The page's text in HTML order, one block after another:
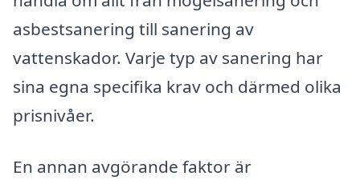
asbestsanering till sanering av
vattenskador. Varje typ av sanering har
sina egna specifika krav och därmed olika
prisnivåer.
En annan avgörande faktor är